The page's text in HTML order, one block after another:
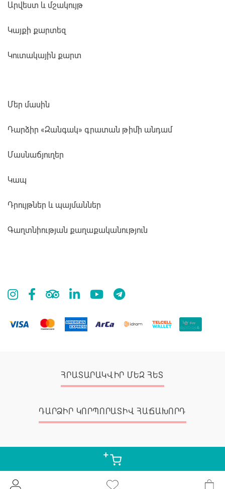
Արվեստ և մշակույթ
Կայքի քարտեզ
Կուտակային քարտ
Մեր մասին
Դարձիր «Զանգակ» գրատան թիմի անդամ
Մասնաճյուղեր
Կապ
Դրույթներ և պայմաններ
Գաղտնիության քաղաքականություն
ՀՐԱՏԱՐԱԿՎԻՐ ՄԵԶ ՀԵՏ
ԴԱՐՁԻՐ ԿՈՐՊՈՐԱՏԻՎ ՀԱՃԱԽՈՐԴ
© 2026 Zangak Bookstore, all rights reserved